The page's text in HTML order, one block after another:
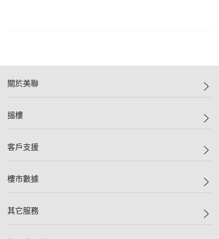
關於美聯
美聯集團
人才招募
搵樓
一手新盤
減價
美聯豪宅
獨家樓盤
客戶支援
自助放盤
查詢熱線
樓市數據
樓價指數
其它服務